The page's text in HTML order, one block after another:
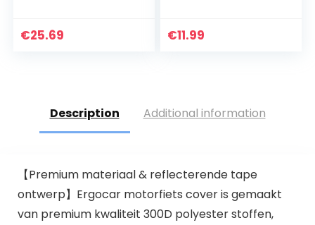
afstandsbediening,
€25.69
bekleding fiets
€11.99
Description Additional information
【Premium materiaal & reflecterende tape
ontwerp】Ergocar motorfiets cover is gemaakt
van premium kwaliteit 300D polyester stoffen,